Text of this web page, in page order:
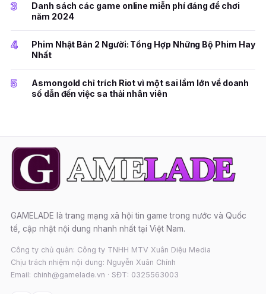
3
Danh sách các game online miễn phí đáng để chơi
năm 2024
4
Phim Nhật Bản 2 Người: Tổng Hợp Những Bộ Phim Hay
Nhất
5
Asmongold chỉ trích Riot vì một sai lầm lớn về doanh
số dẫn đến việc sa thải nhân viên
GAMELADE là trang mạng xã hội tin game trong nước và Quốc
tế, cập nhật nội dung nhanh nhất tại Việt Nam.
Công ty chủ quản: Công ty TNHH MTV Xuân Diệu Media
Chịu trách nhiệm nội dung: Nguyễn Xuân Chính
Email: chinh@gamelade.vn · SĐT: 0325563003